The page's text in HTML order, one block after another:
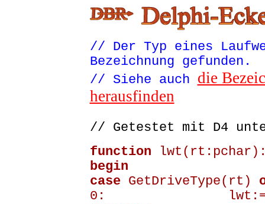
// Der Typ eines
Bezeichnung gefunden.
// Siehe auch die
herausfinden
// Getestet mit D4
function
begin
case GetDriveType(rt)
0: